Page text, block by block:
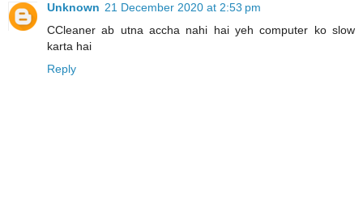
Unknown 21 December 2020 at 2:53 pm
CCleaner ab utna accha nahi hai yeh computer ko slow
karta hai
Reply